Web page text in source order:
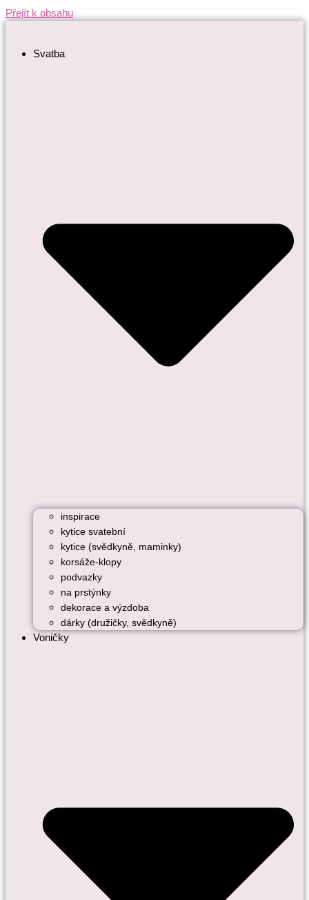
Přejít k obsahu
Svatba
inspirace
kytice svatební
kytice (svědkyně, maminky)
korsáže-klopy
podvazky
na prstýnky
dekorace a výzdoba
dárky (družičky, svědkyně)
Voničky